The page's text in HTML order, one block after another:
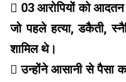
 03 आरोपियों को आदतन
जो पहले हत्या, डकैती,
शामिल थे।
 उन्होंने आसानी से पैसा